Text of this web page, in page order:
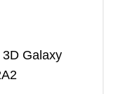
Galaxy